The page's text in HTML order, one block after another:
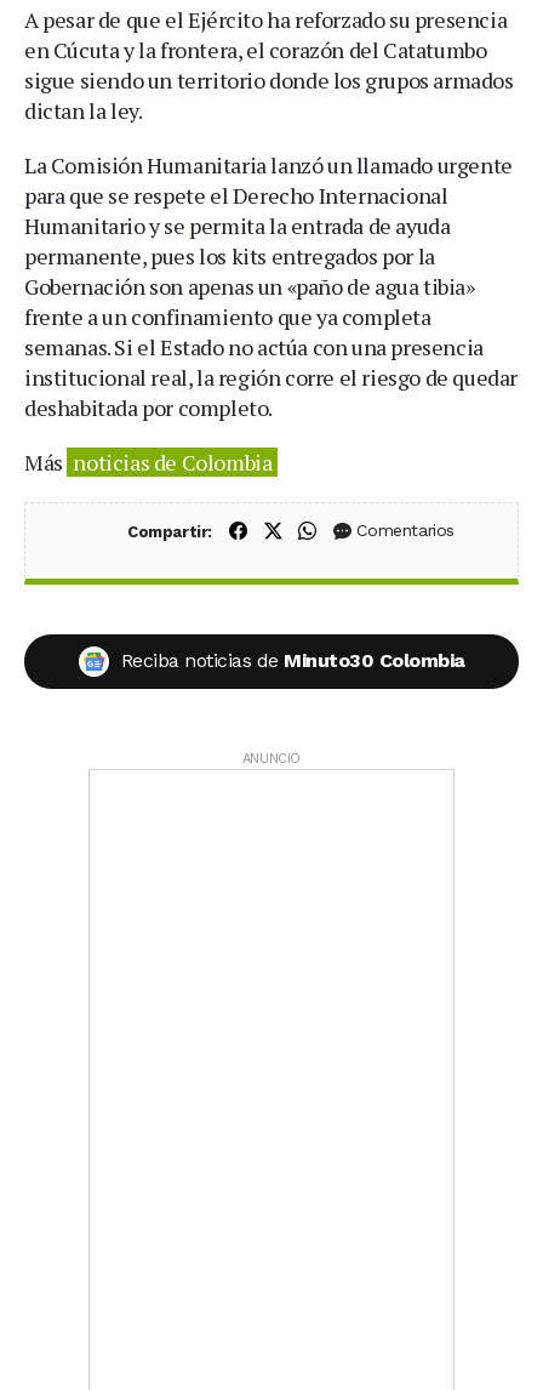
A pesar de que el Ejército ha reforzado su presencia
en Cúcuta y la frontera, el corazón del Catatumbo
sigue siendo un territorio donde los grupos armados
dictan la ley.
La Comisión Humanitaria lanzó un llamado urgente
para que se respete el Derecho Internacional
Humanitario y se permita la entrada de ayuda
permanente, pues los kits entregados por la
Gobernación son apenas un «paño de agua tibia»
frente a un confinamiento que ya completa
semanas. Si el Estado no actúa con una presencia
institucional real, la región corre el riesgo de quedar
deshabitada por completo.
Más noticias de Colombia
Compartir: Compartir en Facebook
Compartir en X (Twitter)
Compartir en WhatsApp
Comentarios
Reciba noticias de Minuto30 Colombia
ANUNCIO